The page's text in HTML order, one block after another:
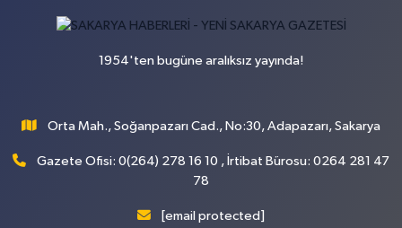
1954'ten bugüne aralıksız yayında!
Orta Mah., Soğanpazarı Cad., No:30, Adapazarı, Sakarya
Gazete Ofisi: 0(264) 278 16 10 , İrtibat Bürosu: 0264 281 47
78
[email protected]